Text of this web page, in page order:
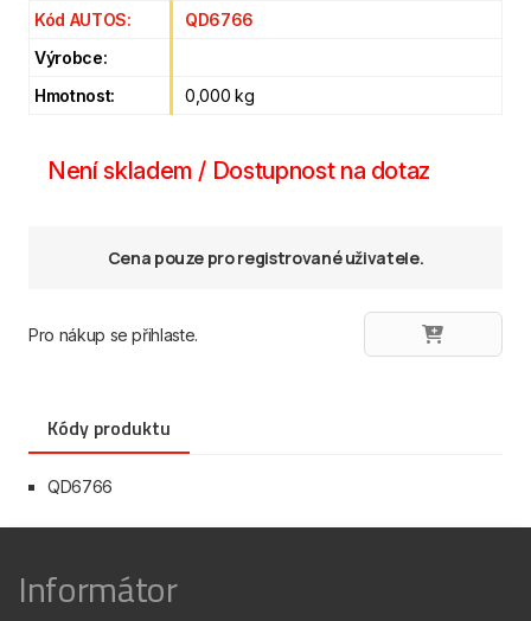
Kód AUTOS:
QD6766
Výrobce:
Hmotnost:
0,000 kg
Není skladem / Dostupnost na dotaz
Cena pouze pro registrované uživatele.
Pro nákup se přihlaste.
Kódy produktu
QD6766
Informátor